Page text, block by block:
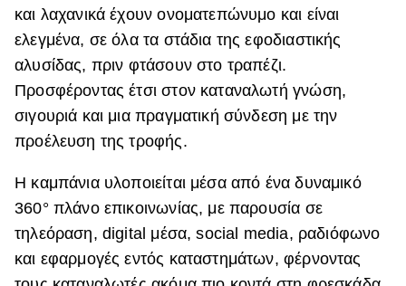
και λαχανικά έχουν ονοματεπώνυμο και είναι
ελεγμένα, σε όλα τα στάδια της εφοδιαστικής
αλυσίδας, πριν φτάσουν στο τραπέζι.
Προσφέροντας έτσι στον καταναλωτή γνώση,
σιγουριά και μια πραγματική σύνδεση με την
προέλευση της τροφής.
Η καμπάνια υλοποιείται μέσα από ένα δυναμικό
360° πλάνο επικοινωνίας, με παρουσία σε
τηλεόραση, digital μέσα, social media, ραδιόφωνο
και εφαρμογές εντός καταστημάτων, φέρνοντας